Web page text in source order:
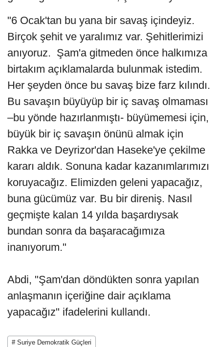
"6 Ocak'tan bu yana bir savaş içindeyiz.
Birçok şehit ve yaralımız var. Şehitlerimizi
anıyoruz. Şam'a gitmeden önce halkımıza
birtakım açıklamalarda bulunmak istedim.
Her şeyden önce bu savaş bize farz kılındı.
Bu savaşın büyüyüp bir iç savaş olmaması
–bu yönde hazırlanmıştı- büyümemesi için,
büyük bir iç savaşın önünü almak için
Rakka ve Deyrizor'dan Haseke'ye çekilme
kararı aldık. Sonuna kadar kazanımlarımızı
koruyacağız. Elimizden geleni yapacağız,
buna gücümüz var. Bu bir direniş. Nasıl
geçmişte kalan 14 yılda başardıysak
bundan sonra da başaracağımıza
inanıyorum."
Abdi, "Şam'dan döndükten sonra yapılan
anlaşmanın içeriğine dair açıklama
yapacağız" ifadelerini kullandı.
# Suriye Demokratik Güçleri